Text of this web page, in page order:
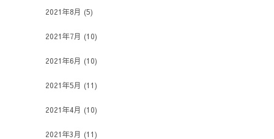
2021年8月 (5)
2021年7月 (10)
2021年6月 (10)
2021年5月 (11)
2021年4月 (10)
2021年3月 (11)